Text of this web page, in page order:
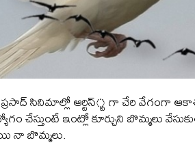
ప్రసాద్ సినిమాల్లో ఆర్టిస్్ట గా చేరి వేగంగా
ఇంట్లో కూర్చుని బొమ్మలు
నా బొమ్మలు.